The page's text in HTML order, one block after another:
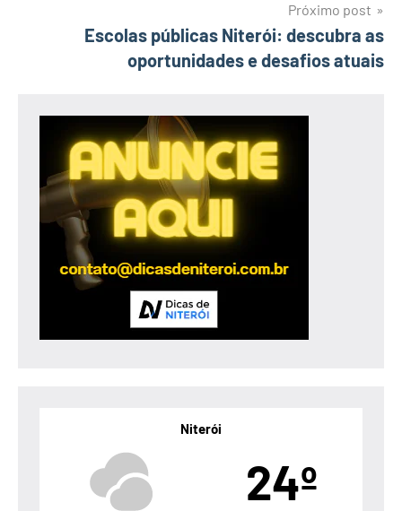
Próximo post
Escolas públicas Niterói: descubra as
oportunidades e desafios atuais
Niterói
24º